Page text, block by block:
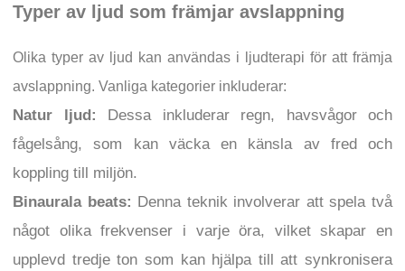
Typer av ljud som främjar avslappning
Olika typer av ljud kan användas i ljudterapi för att främja
avslappning. Vanliga kategorier inkluderar:
Natur ljud: Dessa inkluderar regn, havsvågor och
fågelsång, som kan väcka en känsla av fred och
koppling till miljön.
Binaurala beats: Denna teknik involverar att spela två
något olika frekvenser i varje öra, vilket skapar en
upplevd tredje ton som kan hjälpa till att synkronisera